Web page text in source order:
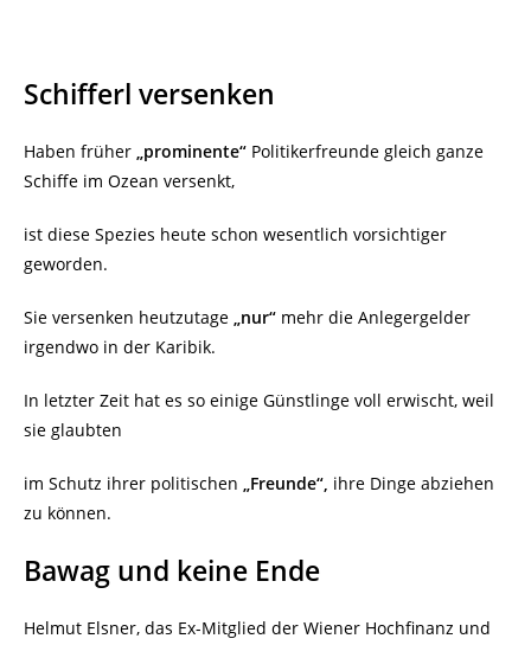
Schifferl versenken
Haben früher „prominente“ Politikerfreunde gleich ganze
Schiffe im Ozean versenkt,
ist diese Spezies heute schon wesentlich vorsichtiger
geworden.
Sie versenken heutzutage „nur“ mehr die Anlegergelder
irgendwo in der Karibik.
In letzter Zeit hat es so einige Günstlinge voll erwischt, weil
sie glaubten
im Schutz ihrer politischen „Freunde“, ihre Dinge abziehen
zu können.
Bawag und keine Ende
Helmut Elsner, das Ex-Mitglied der Wiener Hochfinanz und